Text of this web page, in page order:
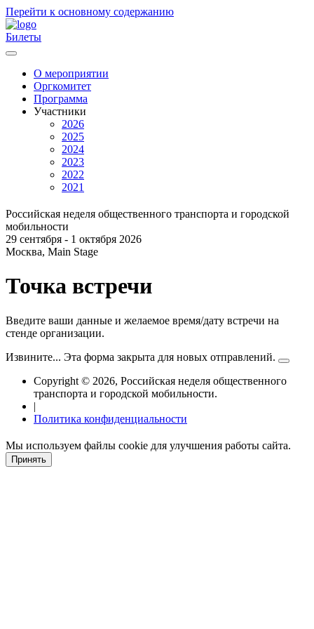
Перейти к основному содержанию
Билеты
Главное
меню
О мероприятии
Оргкомитет
Программа
Участники
2026
2025
2024
2023
2022
2021
Российская неделя общественного транспорта и городской
мобильности
29 сентября - 1 октября 2026
Москва, Main Stage
Точка встречи
Введите ваши данные и желаемое время/дату встречи на
стенде организации.
Статус
Извините... Эта форма закрыта для новых отправлений.
Copyright © 2026, Российская неделя общественного
транспорта и городской мобильности.
|
Политика конфиденциальности
Мы используем файлы cookie для улучшения работы сайта.
Принять